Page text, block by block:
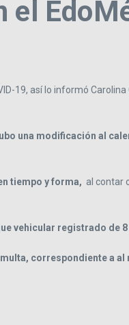
el
19, así lo informó
una modificación al
tiempo y forma, al contar
vehicular registrado de
correspondiente a al